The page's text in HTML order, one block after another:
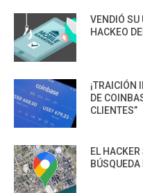
VENDIÓ SU
HACKEO
¡TRAICIÓN
DE
CLIENTES”
EL
BÚSQUEDA